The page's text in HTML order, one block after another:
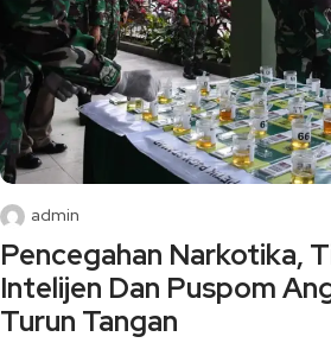
admin
Pencegahan Narkotika,
Intelijen Dan Puspom
Turun Tangan